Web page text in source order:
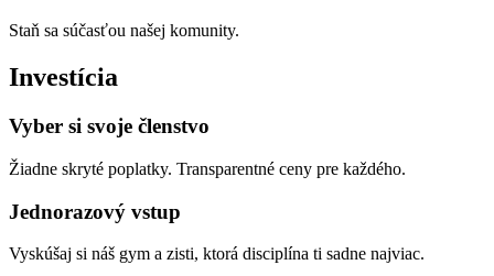
Staň sa súčasťou našej komunity.
Investícia
Vyber si svoje členstvo
Žiadne skryté poplatky. Transparentné ceny pre každého.
Jednorazový vstup
Vyskúšaj si náš gym a zisti, ktorá disciplína ti sadne najviac.